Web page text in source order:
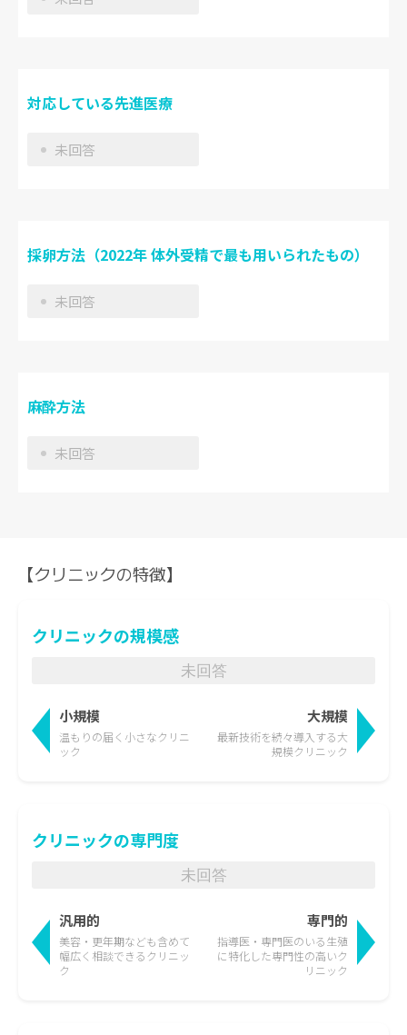
対応している先進医療
未回答
採卵方法（2022年 体外受精で最も用いられたもの）
未回答
麻酔方法
未回答
【クリニックの特徴】
クリニックの規模感
未回答
小規模
温もりの届く 小さなクリニ
ック
最新技術を続々導入する大
規模クリニック
大規模
クリニックの専門度
未回答
汎用的
美容・更年期なども含めて
幅広く相談できるクリニッ
ク
指導医・専門医のいる生殖
に特化した専門性の高いク
リニック
専門的